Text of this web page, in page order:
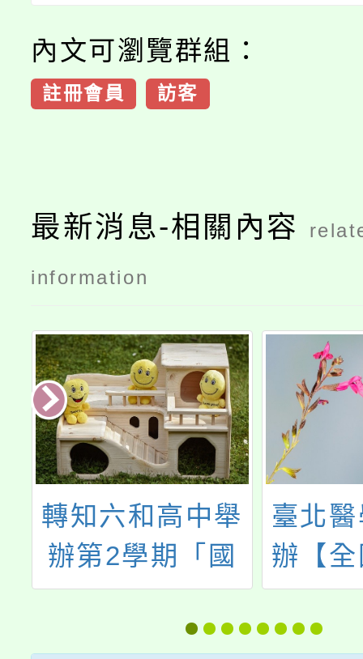
內文可瀏覽群組：
註冊會員 訪客
最新消息-相關內容
information
轉知六和高中舉
辦第2學期「國
中學術及性向探
索活動」
臺北
辦【
暑期醫
醫學體